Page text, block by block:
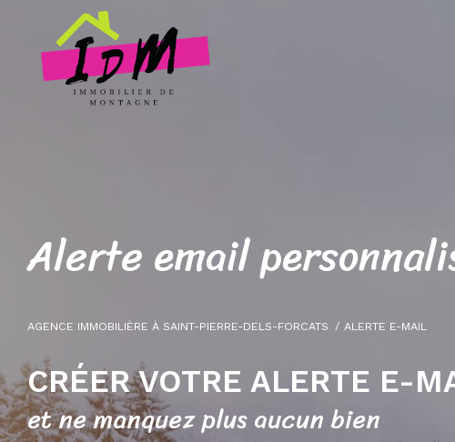
Alerteemailpersonnali
AGENCE IMMOBILIÈRE À SAINT-PIERRE-DELS-FORCATS ALERTE E-MAIL
CRÉER VOTRE ALERTE E-
et ne manquez plus aucun bien